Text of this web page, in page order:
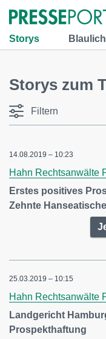
Storys
Storys zum
Filtern
14.08.2019 – 10:23
Hahn Rechtsanwälte
Erstes positives
Zehnte
25.03.2019 – 10:15
Hahn Rechtsanwälte
Landgericht
Prospekthaftung